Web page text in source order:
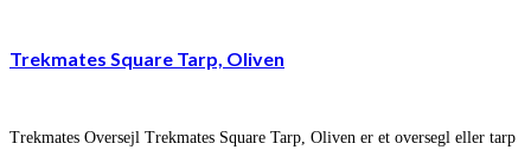
Trekmates Square Tarp, Oliven
Trekmates Oversejl Trekmates Square Tarp, Oliven er et oversegl eller tarp